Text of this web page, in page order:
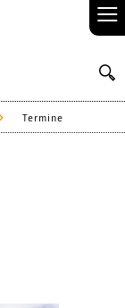
≡
Termine